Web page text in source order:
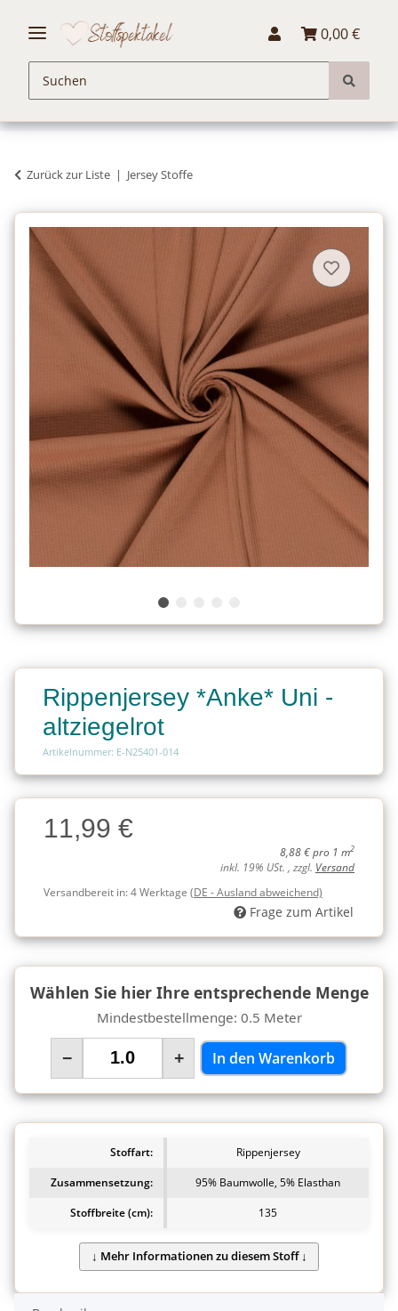
0,00 €
Zurück zur Liste Jersey Stoffe
Rippenjersey *Anke* Uni -
altziegelrot
Artikelnummer: E-N25401-014
Charge
Charge11,99 €
8,88 € pro 1 m2
inkl. 19% USt. , zzgl. Versand
Versandbereit in:4 Werktage (DE - Ausland abweichend)
Frage zum Artikel
Wählen Sie hier Ihre entsprechende Menge
Mindestbestellmenge: 0.5 Meter
− + In den Warenkorb
Stoffart:
Rippenjersey
Zusammensetzung:
95% Baumwolle, 5% Elasthan
Stoffbreite (cm):
135